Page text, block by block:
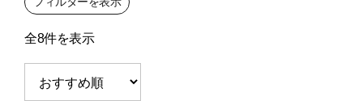
全8件を表示